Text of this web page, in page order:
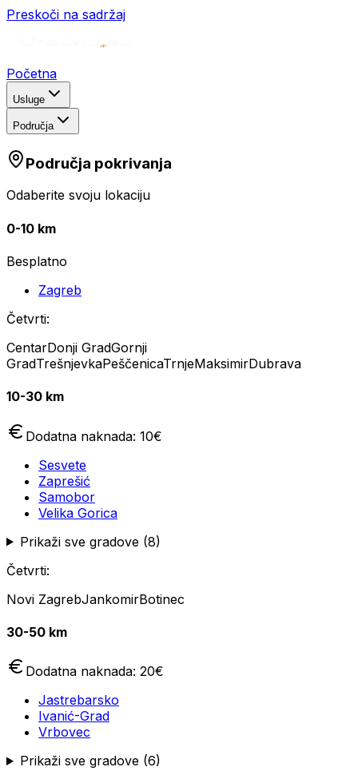
Preskoči na sadržaj
Početna
Usluge
Područja
Područja pokrivanja
Odaberite svoju lokaciju
0-10 km
Besplatno
Zagreb
Četvrti:
CentarDonji GradGornji
GradTrešnjevkaPeščenicaTrnjeMaksimirDubrava
10-30 km
Dodatna naknada: 10€
Sesvete
Zaprešić
Samobor
Velika Gorica
Prikaži sve gradove (8)
Četvrti:
Novi ZagrebJankomirBotinec
30-50 km
Dodatna naknada: 20€
Jastrebarsko
Ivanić-Grad
Vrbovec
Prikaži sve gradove (6)